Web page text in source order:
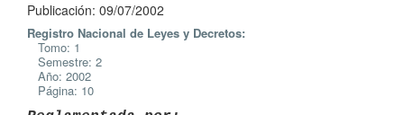
Publicación: 09/07/2002
Registro Nacional de Leyes y Decretos:
Tomo: 1
Semestre: 2
Año: 2002
Página: 10